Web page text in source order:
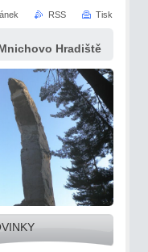
Hradiště
RSS Tisk